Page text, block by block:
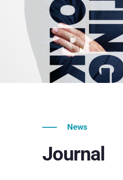
News
Journal